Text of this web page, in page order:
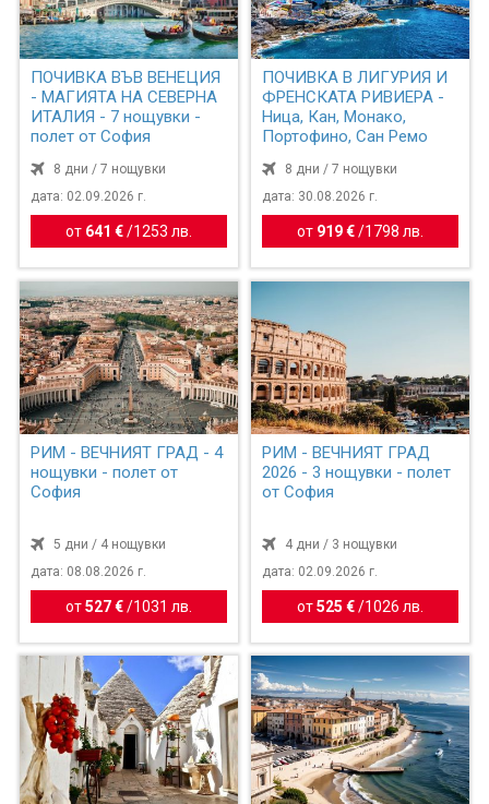
ПОЧИВКА ВЪВ ВЕНЕЦИЯ
- МАГИЯТА НА СЕВЕРНА
ИТАЛИЯ - 7 нощувки -
полет от София
8 дни / 7 нощувки
дата: 02.09.2026 г.
от 641 € / 1253 лв.
ПОЧИВКА В ЛИГУРИЯ И
ФРЕНСКАТА РИВИЕРА -
Ница, Кан, Монако,
Портофино, Сан Ремо
8 дни / 7 нощувки
дата: 30.08.2026 г.
от 919 €/ 1798 лв.
РИМ - ВЕЧНИЯТ ГРАД - 4
нощувки - полет от
София
5 дни / 4 нощувки
дата: 08.08.2026 г.
от527 € / 1031 лв.
РИМ - ВЕЧНИЯТ ГРАД
2026 - 3 нощувки - полет
от София
4 дни / 3 нощувки
дата: 02.09.2026 г.
от525 €/ 1026 лв.